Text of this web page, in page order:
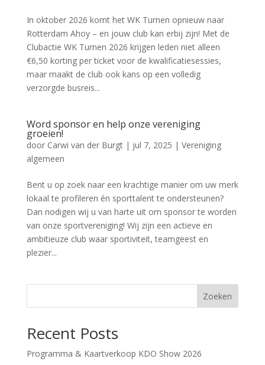
In oktober 2026 komt het WK Turnen opnieuw naar
Rotterdam Ahoy – en jouw club kan erbij zijn! Met de
Clubactie WK Turnen 2026 krijgen leden niet alleen
€6,50 korting per ticket voor de kwalificatiesessies,
maar maakt de club ook kans op een volledig
verzorgde busreis...
Word sponsor en help onze vereniging
groeien!
door Carwi van der Burgt| jul 7, 2025 | Vereniging
algemeen
Bent u op zoek naar een krachtige manier om uw merk
lokaal te profileren én sporttalent te ondersteunen?
Dan nodigen wij u van harte uit om sponsor te worden
van onze sportvereniging! Wij zijn een actieve en
ambitieuze club waar sportiviteit, teamgeest en
plezier...
Zoeken
Recent Posts
Programma & Kaartverkoop KDO Show 2026